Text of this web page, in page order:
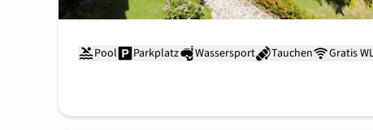
Pool Parkplatz Wassersport Tauchen Gratis